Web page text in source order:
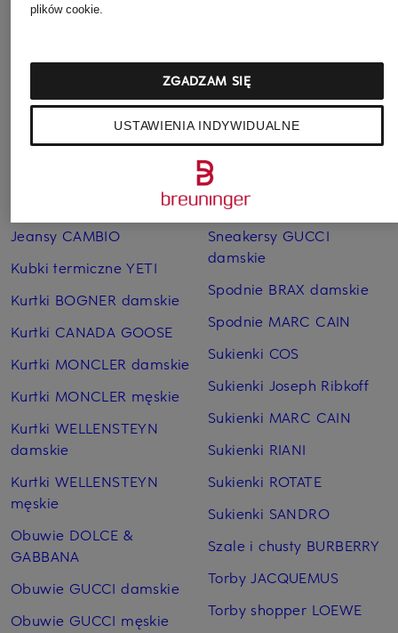
Pozostałe kategorie
Bransoletki i bangle
Jeansy CAMBIO
Kubki termiczne YETI
Kurtki BOGNER damskie
Kurtki CANADA GOOSE
Kurtki MONCLER damskie
Kurtki MONCLER męskie
Kurtki WELLENSTEYN
damskie
Kurtki WELLENSTEYN
męskie
Obuwie DOLCE &
GABBANA
Obuwie GUCCI damskie
Obuwie GUCCI męskie
Pierścionki TIFFANY & Co.
Płaszcze puchowe Marc
O'Polo
Sneakersy GUCCI
damskie
Spodnie BRAX damskie
Spodnie MARC CAIN
Sukienki COS
Sukienki Joseph Ribkoff
Sukienki MARC CAIN
Sukienki RIANI
Sukienki ROTATE
Sukienki SANDRO
Szale i chusty BURBERRY
Torby JACQUEMUS
Torby shopper LOEWE
plików cookie.
USTAWIENIA INDYWIDUALNE
ZGADZAM SIĘ